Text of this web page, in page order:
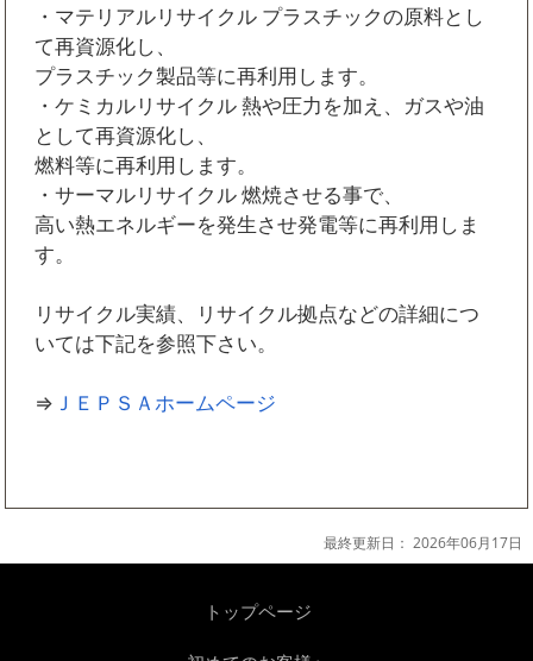
・マテリアルリサイクル プラスチックの原料とし
て再資源化し、
プラスチック製品等に再利用します。
・ケミカルリサイクル 熱や圧力を加え、ガスや油
として再資源化し、
燃料等に再利用します。
・サーマルリサイクル 燃焼させる事で、
高い熱エネルギーを発生させ発電等に再利用しま
す。
リサイクル実績、リサイクル拠点などの詳細につ
いては下記を参照下さい。
⇒ ＪＥＰＳＡホームページ
最終更新日：2026年06月17日
トップページ